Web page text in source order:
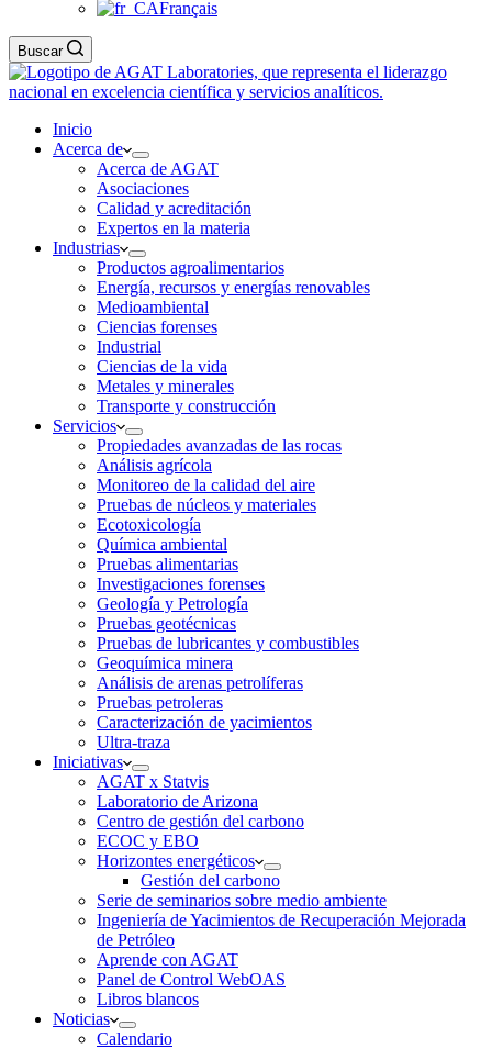
Français
Buscar
Inicio
Acerca de
Acerca de AGAT
Asociaciones
Calidad y acreditación
Expertos en la materia
Industrias
Productos agroalimentarios
Energía, recursos y energías renovables
Medioambiental
Ciencias forenses
Industrial
Ciencias de la vida
Metales y minerales
Transporte y construcción
Servicios
Propiedades avanzadas de las rocas
Análisis agrícola
Monitoreo de la calidad del aire
Pruebas de núcleos y materiales
Ecotoxicología
Química ambiental
Pruebas alimentarias
Investigaciones forenses
Geología y Petrología
Pruebas geotécnicas
Pruebas de lubricantes y combustibles
Geoquímica minera
Análisis de arenas petrolíferas
Pruebas petroleras
Caracterización de yacimientos
Ultra-traza
Iniciativas
AGAT x Statvis
Laboratorio de Arizona
Centro de gestión del carbono
ECOC y EBO
Horizontes energéticos
Gestión del carbono
Serie de seminarios sobre medio ambiente
Ingeniería de Yacimientos de Recuperación Mejorada
de Petróleo
Aprende con AGAT
Panel de Control WebOAS
Libros blancos
Noticias
Calendario